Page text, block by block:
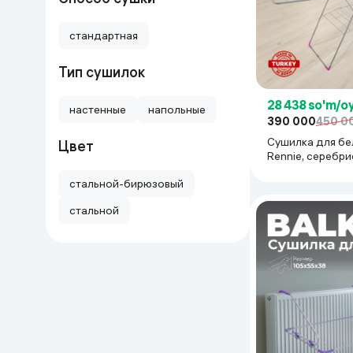
Kiyim-kechak va Oyoq
стандартная
Тип сушилок
настенные напольные
Цвет
стальной-бирюзовый
стальной
28 438 so'm/
390 000450
Сушилка для
Rennie,